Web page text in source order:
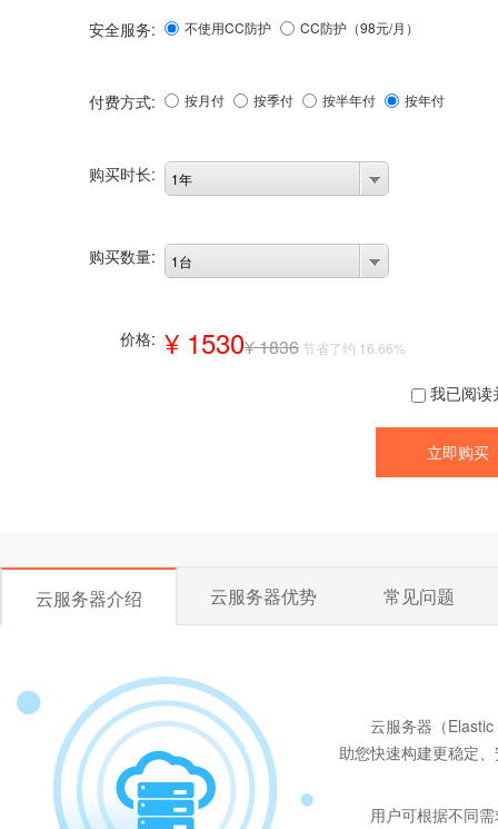
安全服务: 不使用CC防护 CC防护（98元/月）
付费方式: 按月付 按季付 按半年付 按年付
购买时长: 1年
购买数量: 1台
价格: ¥ 1530¥ 1836 节省了约 16.66%
我已阅读
云服务器介绍 云服务器优势 常见问题
云服务器（
助您快速构建更稳定
用户可根据不同